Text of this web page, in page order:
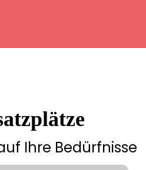
Ihre Bedürfnisse